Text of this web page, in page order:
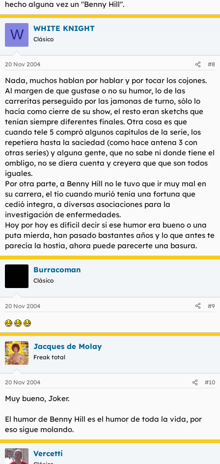
hecho alguna vez un "Benny Hill".
W WHITE KNIGHT
Clásico
20 Nov 2004 #8
Nada, muchos hablan por hablar y por tocar los cojones.
Al margen de que gustase o no su humor, lo de las
carreritas perseguido por las jamonas de turno, sólo lo
hacía como cierre de su show, el resto eran sketchs que
tenian siempre diferentes finales. Otra cosa es que
cuando tele 5 compró algunos capítulos de la serie, los
repetiera hasta la saciedad (como hace antena 3 con
otras series) y alguna gente, que no sabe ni donde tiene el
ombligo, no se diera cuenta y creyera que que son todos
iguales.
Por otra parte, a Benny Hill no le tuvo que ir muy mal en
su carrera, el tío cuando murió tenía una fortuna que
cedió integra, a diversas asociaciones para la
investigación de enfermedades.
Hoy por hoy es díficil decir si ese humor era bueno o una
puta mierda, han pasado bastantes años y lo que antes te
parecía la hostia, ahora puede parecerte una basura.
Burracoman
Clásico
20 Nov 2004 #9
Jacques de Molay
Freak total
20 Nov 2004 #10
Muy bueno, Joker.
El humor de Benny Hill es el humor de toda la vida, por
eso sigue molando.
Vercetti